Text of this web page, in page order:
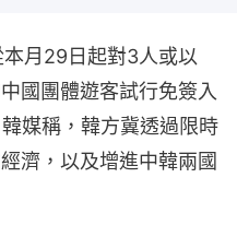
月29日起對3人或以
國團體遊客試行免簽入
媒稱，韓方冀透過限時
濟，以及增進中韓兩國